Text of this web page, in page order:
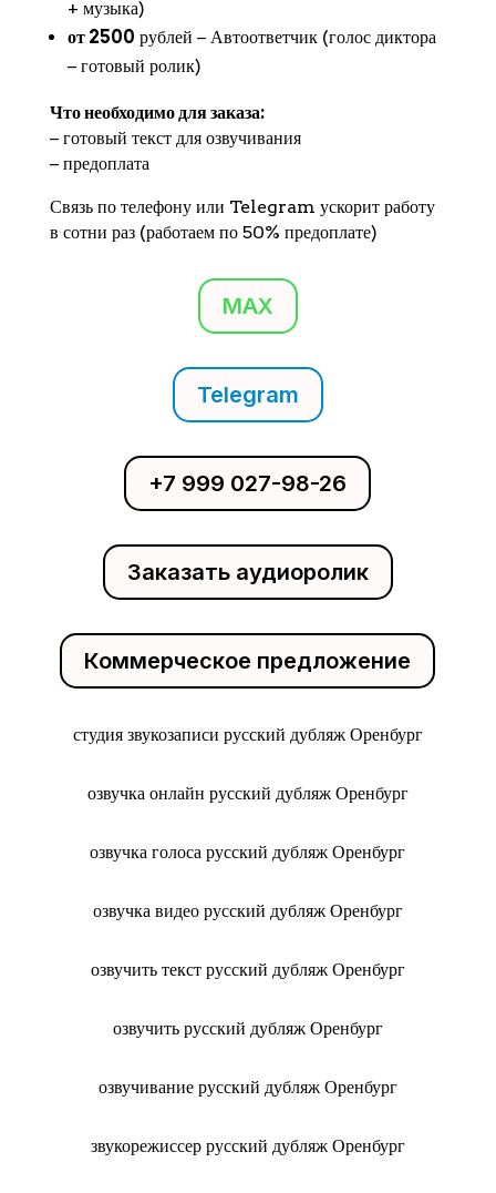
+ музыка)
от 2500 рублей − Автоответчик (голос диктора
− готовый ролик)
Что необходимо для заказа:
− готовый текст для озвучивания
− предоплата
Связь по телефону или Telegram ускорит работу
в сотни раз (работаем по 50% предоплате)
MAX
Telegram
+7 999 027-98-26
Заказать аудиоролик
Коммерческое предложение
студия звукозаписи русский дубляж Оренбург
озвучка онлайн русский дубляж Оренбург
озвучка голоса русский дубляж Оренбург
озвучка видео русский дубляж Оренбург
озвучить текст русский дубляж Оренбург
озвучить русский дубляж Оренбург
озвучивание русский дубляж Оренбург
звукорежиссер русский дубляж Оренбург